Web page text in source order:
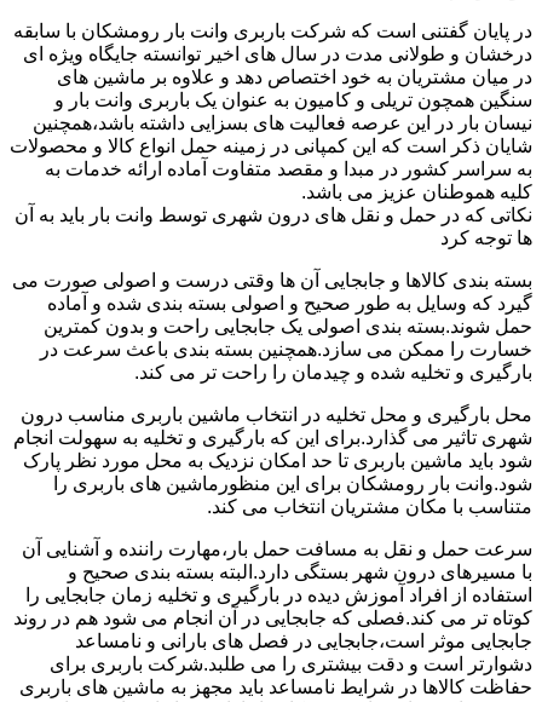
در پایان گفتنی است که شرکت باربری وانت بار رومشکان با سابقه
درخشان و طولانی مدت در سال های اخیر توانسته جایگاه ویژه ای
در میان مشتریان به خود اختصاص دهد و علاوه بر ماشین های
سنگین همچون تریلی و کامیون به عنوان یک باربری وانت بار و
نیسان بار در این عرصه فعالیت های بسزایی داشته باشد،همچنین
شایان ذکر است که این کمپانی در زمینه حمل انواع کالا و محصولات
به سراسر کشور در مبدا و مقصد متفاوت آماده ارائه خدمات به
کلیه هموطنان عزیز می باشد.
نکاتی که در حمل و نقل های درون شهری توسط وانت بار باید به آن
ها توجه کرد
بسته بندی کالاها و جابجایی آن ها وقتی درست و اصولی صورت می
گیرد که وسایل به طور صحیح و اصولی بسته بندی شده و آماده
حمل شوند.بسته بندی اصولی یک جابجایی راحت و بدون کمترین
خسارت را ممکن می سازد.همچنین بسته بندی باعث سرعت در
بارگیری و تخلیه شده و چیدمان را راحت تر می کند.
محل بارگیری و محل تخلیه در انتخاب ماشین باربری مناسب درون
شهری تاثیر می گذارد.برای این که بارگیری و تخلیه به سهولت انجام
شود باید ماشین باربری تا حد امکان نزدیک به محل مورد نظر پارک
شود.وانت بار رومشکان برای این منظورماشین های باربری را
متناسب با مکان مشتریان انتخاب می کند.
سرعت حمل و نقل به مسافت حمل بار،مهارت راننده و آشنایی آن
با مسیرهای درون شهر بستگی دارد.البته بسته بندی صحیح و
استفاده از افراد آموزش دیده در بارگیری و تخلیه زمان جابجایی را
کوتاه تر می کند.فصلی که جابجایی در آن انجام می شود هم در روند
جابجایی موثر است،جابجایی در فصل های بارانی و نامساعد
دشوارتر است و دقت بیشتری را می طلبد.شرکت باربری برای
حفاظت کالاها در شرایط نامساعد باید مجهز به ماشین های باربری